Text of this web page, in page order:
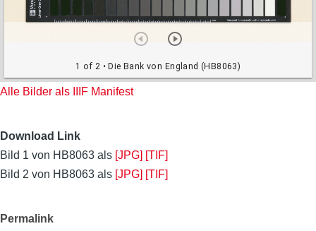
1 of 2 • Die Bank von England (HB8063)
Alle Bilder als IIIF Manifest
Download Link
Bild 1 von HB8063 als [JPG] [TIF]
Bild 2 von HB8063 als [JPG] [TIF]
Permalink